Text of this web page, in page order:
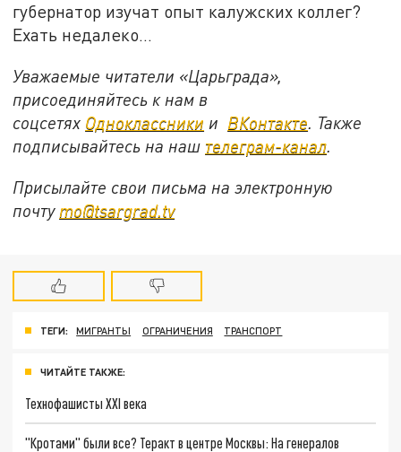
губернатор изучат опыт калужских коллег?
Ехать недалеко…
Уважаемые читатели «Царьграда»,
присоединяйтесь к нам в
соцсетях Одноклассники и ВКонтакте. Также
подписывайтесь на наш телеграм-канал.
Присылайте свои письма на электронную
почту mo@tsargrad.tv
ТЕГИ: МИГРАНТЫ ОГРАНИЧЕНИЯ ТРАНСПОРТ
ЧИТАЙТЕ ТАКЖЕ:
Технофашисты XXI века
"Кротами" были все? Теракт в центре Москвы: На генералов